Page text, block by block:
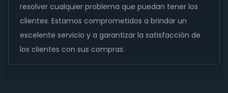
resolver cualquier problema que puedan tener los
clientes. Estamos comprometidos a brindar un
excelente servicio y a garantizar la satisfacción de
los clientes con sus compras.